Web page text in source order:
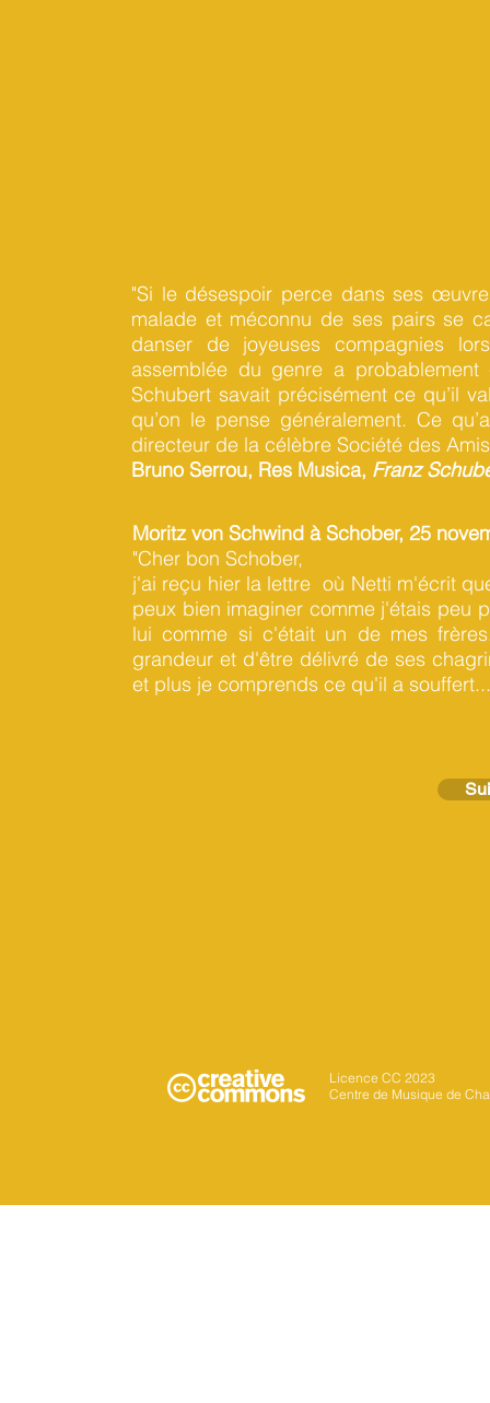
"Si le désespoir perce dans ses
malade et méconnu de ses pairs se
danser de joyeuses compagnies
assemblée du genre a
Schubert savait précisément ce qu’il
qu’on le pense généralement. Ce
directeur de la célèbre Société des
Bruno Serrou, Res Musica, Franz
Moritz von Schwind à Schober, 25
"Cher bon Schober,
j'ai reçu hier la lettre où Netti m'écrit
peux bien imaginer comme j'étais peu
lui comme si c'était un de mes
grandeur et d'être délivré de ses
et plus je comprends ce qu'il a
Licence CC 2023
Centre de Musique de